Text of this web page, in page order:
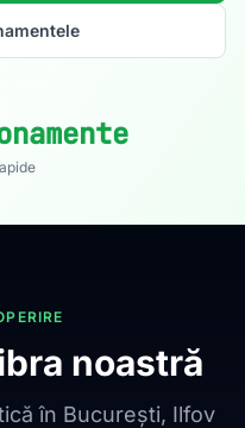
noastră
în București, Ilfov